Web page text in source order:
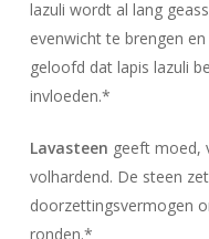
lazuli wordt al lang
evenwicht te brengen
geloofd dat lapis lazuli
invloeden.*
Lavasteen geeft moed,
volhardend. De steen
doorzettingsvermogen
ronden.*